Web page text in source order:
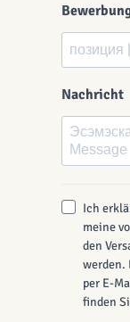
Nachricht
Ich
meine
den
werden.
per E-
finden